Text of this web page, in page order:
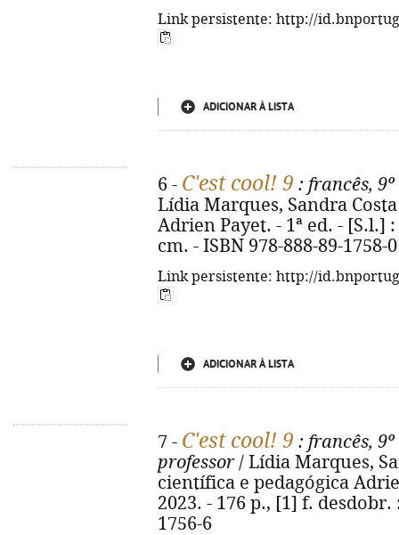
Link persistente: http://
ADICIONAR À LISTA
6 - C'est cool! 9 : francês,
Lídia Marques, Sandra
Adrien Payet. - 1ª ed. - [S.l.]
cm. - ISBN 978-888-89-1758-0
Link persistente: http://
ADICIONAR À LISTA
7 - C'est cool! 9 : francês,
professor/ Lídia Marques,
científica e pedagógica
2023. - 176 p., [1] f. desdobr.
1756-6